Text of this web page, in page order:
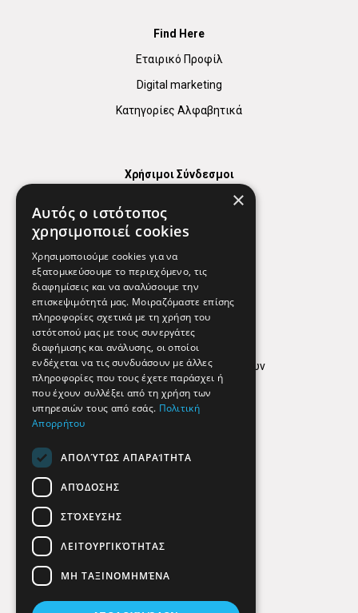
Find Here
Εταιρικό Προφίλ
Digital marketing
Κατηγορίες Αλφαβητικά
Χρήσιμοι Σύνδεσμοι
Χρήσιμα Τηλέφωνα
Εφημερεύοντα Φαρμακεία
Απόρρητο
Όροι Χρήσης
Πολιτική προστασίας δεδομένων
Findhere
Social Media
×
Αυτός ο ιστότοπος
χρησιμοποιεί cookies
Χρησιμοποιούμε cookies για να
εξατομικεύσουμε το περιεχόμενο, τις
διαφημίσεις και να αναλύσουμε την
επισκεψιμότητά μας. Μοιραζόμαστε επίσης
πληροφορίες σχετικά με τη χρήση του
ιστότοπού μας με τους συνεργάτες
διαφήμισης και ανάλυσης, οι οποίοι
ενδέχεται να τις συνδυάσουν με άλλες
πληροφορίες που τους έχετε παράσχει ή
που έχουν συλλέξει από τη χρήση των
υπηρεσιών τους από εσάς. Πολιτική
Απορρήτου
ΑΠΟΛΎΤΩΣ ΑΠΑΡΑΊΤΗΤΑ
ΑΠΌΔΟΣΗΣ
ΣΤΌΧΕΥΣΗΣ
ΛΕΙΤΟΥΡΓΙΚΌΤΗΤΑΣ
ΜΗ ΤΑΞΙΝΟΜΗΜΈΝΑ